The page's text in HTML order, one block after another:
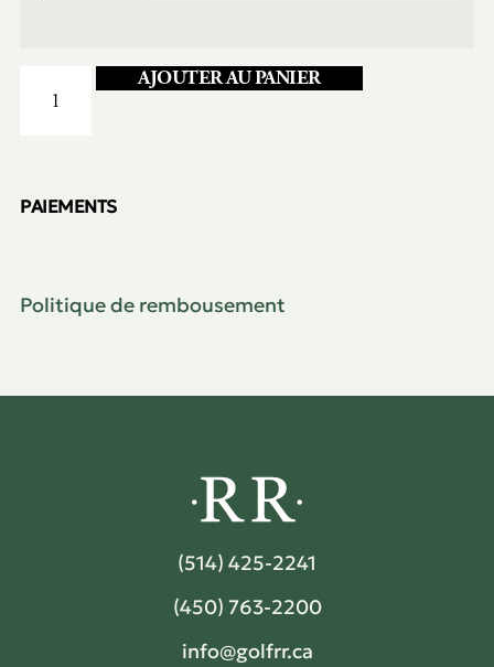
AJOUTER AU PANIER
PAIEMENTS
Politique de rembousement
(514) 425-2241
(450) 763-2200
info@golfrr.ca